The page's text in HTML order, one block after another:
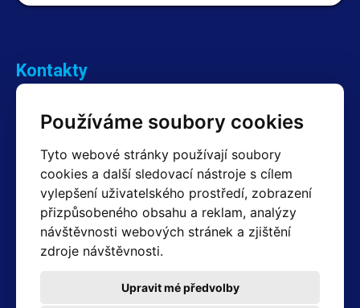
Používáme soubory cookies
Tyto webové stránky používají soubory
cookies a další sledovací nástroje s cílem
vylepšení uživatelského prostředí, zobrazení
přizpůsobeného obsahu a reklam, analýzy
návštěvnosti webových stránek a zjištění
zdroje návštěvnosti.
Upravit mé předvolby
Kontakty
+420 603 357 606 +420 605 234 204
Fakturační a expediční oddělení
+420 605 259 759 (Po–Pá: 7:30 – 15:00)
Technické oddělení
+420 603 355 085 (Po–Pá: 8:00 – 16:00)
servis@hotair.cz
Platba jen v hotovosti